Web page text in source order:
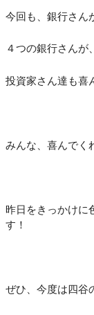
今回も、銀行さん
４つの銀行さんが
投資家さん達も喜
みんな、喜んでく
昨日をきっかけに
す！
ぜひ、今度は四谷